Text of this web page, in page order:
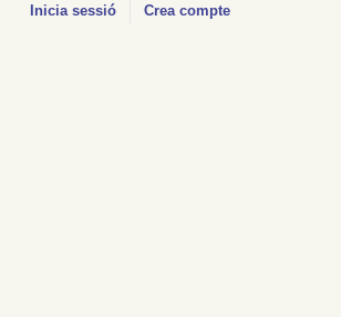
Inicia sessió Crea compte